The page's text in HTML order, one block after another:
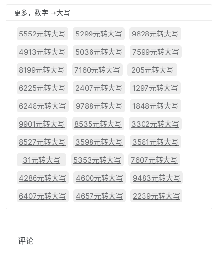
更多，数字 ->大写
5552元转大写 5299元转大写
9628元转大写
4913元转大写
5036元转大写
7599元转大写
8199元转大写
7160元转大写
205元转大写
6225元转大写
2407元转大写
1297元转大写
6248元转大写
9788元转大写
1848元转大写
9901元转大写
8535元转大写
3302元转大写
8527元转大写
3598元转大写
3581元转大写
31元转大写
5353元转大写
7607元转大写
4286元转大写
4600元转大写
9483元转大写
6407元转大写
4657元转大写 2239元转大写
评论